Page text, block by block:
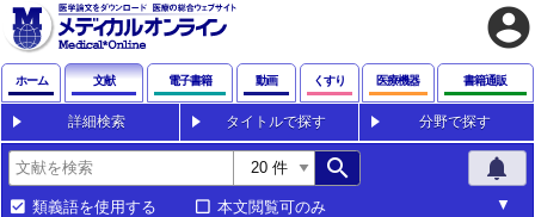
account_circle
ホーム 文献 電子書籍 動画 くすり 医療機器 書籍通販
詳細検索 タイトルで探す 分野で探す
search notifications
類義語を使用する 本文閲覧可のみ